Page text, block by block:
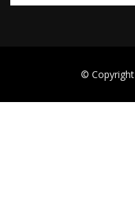
© Copyright